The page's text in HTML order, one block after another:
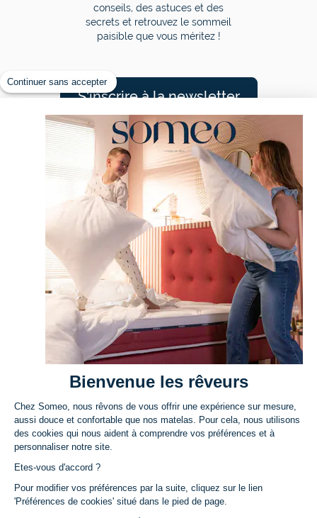
conseils, des astuces et des
secrets et retrouvez le sommeil
paisible que vous méritez !
S'inscrire à la newsletter
Nos rêveurs sont comblés
4,50/5 sur 7375 avis
CONTACT
03.74.47.12.88
Du lundi au vendredi,
de 9h à 18h
FAQ
Matelas
Ensembles
Têtes de lit
Surmatelas
SERVICES
Paiement en plusieurs fois avec Oney
Modes de livraison
SOMEO & VOUS
Continuer sans accepter
Bienvenue les rêveurs
Chez Someo, nous rêvons de vous offrir une expérience sur mesure,
aussi douce et confortable que nos matelas. Pour cela, nous utilisons
des cookies qui nous aident à comprendre vos préférences et à
personnaliser notre site.
Etes-vous d'accord ?
Pour modifier vos préférences par la suite, cliquez sur le lien
'Préférences de cookies' situé dans le pied de page.